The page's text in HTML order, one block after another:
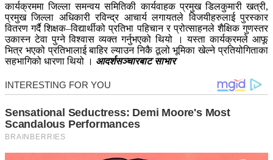
कार्यक्रममा जिल्ला समन्वय समितिकी कार्यवाहक प्रमुख डिलकुमारी खत्री,
प्रमुख जिल्ला अधिकारी रविन्द्र आचार्य लगायतले विजयीहरुलाई पुरस्कार
वितरण गर्दै शिक्षक–विद्यार्थीको प्रतिभा पहिचान र प्रोत्साहनले शैक्षिक गुणस्तर
उकास्न टेवा पुग्ने विश्वास व्यक्त गर्नुभएको थियो । यस्ता कार्यक्रमले आफू
भित्र भएको प्रतिभालाई बाहिर ल्याउन निकै ठूलो भूमिका खेल्ने प्रतियोगिताका
सहभागिको धारणा थियो । आदर्शसञ्चारबाट साभार